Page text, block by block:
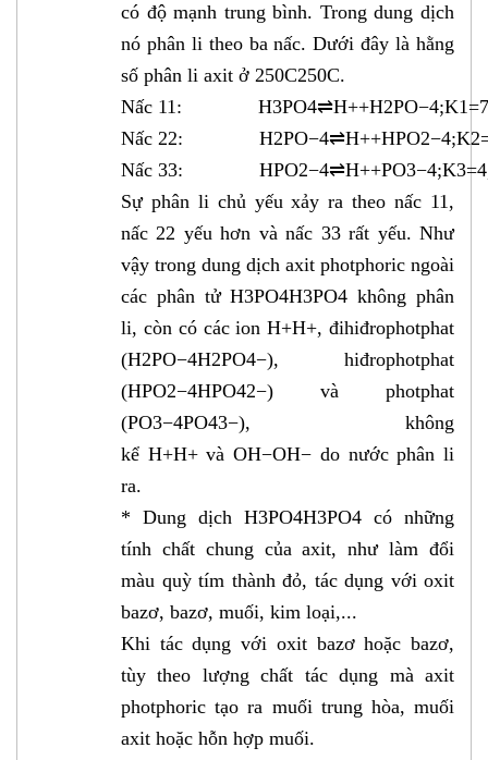
có độ mạnh trung bình. Trong dung dịch
nó phân li theo ba nấc. Dưới đây là hằng
số phân li axit ở 250C250C.
Nấc 11:
Nấc 22:
Nấc 33:
Sự phân li chủ yếu xảy ra theo nấc 11,
nấc 22 yếu hơn và nấc 33 rất yếu. Như
vậy trong dung dịch axit photphoric ngoài
các phân tử H3PO4H3PO4 không phân
li, còn có các ion H+H+, đihiđrophotphat
(H2PO−4H2PO4−), hiđrophotphat
(HPO2−4HPO42−) và photphat
(PO3−4PO43−), không
kể H+H+ và OH−OH− do nước phân li
ra.
* Dung dịch H3PO4H3PO4 có những
tính chất chung của axit, như làm đổi
màu quỳ tím thành đỏ, tác dụng với oxit
bazơ, bazơ, muối, kim loại,...
Khi tác dụng với oxit bazơ hoặc bazơ,
tùy theo lượng chất tác dụng mà axit
photphoric tạo ra muối trung hòa, muối
axit hoặc hỗn hợp muối.